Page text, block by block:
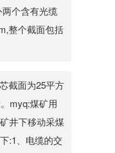
个含有光缆
整个截面包括
截面为25平方
myq:煤矿用
井下移动采煤
:1、电缆的交